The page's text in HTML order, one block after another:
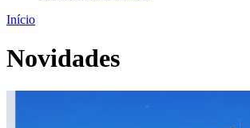
Início
Novidades